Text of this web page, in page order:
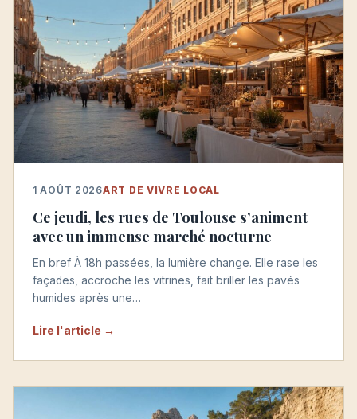
1 AOÛT 2026ART DE VIVRE LOCAL
Ce jeudi, les rues de Toulouse s’animent
avec un immense marché nocturne
En bref À 18h passées, la lumière change. Elle rase les
façades, accroche les vitrines, fait briller les pavés
humides après une…
Lire l'article →